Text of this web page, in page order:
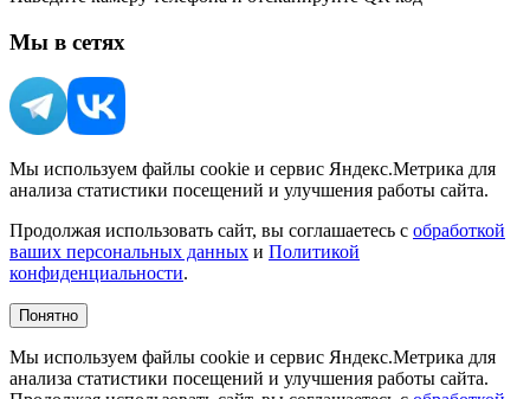
Мы в сетях
Мы используем файлы cookie и сервис Яндекс.Метрика для
анализа статистики посещений и улучшения работы сайта.
Продолжая использовать сайт, вы соглашаетесь с обработкой
ваших персональных данных и Политикой
конфиденциальности.
Понятно
Мы используем файлы cookie и сервис Яндекс.Метрика для
анализа статистики посещений и улучшения работы сайта.